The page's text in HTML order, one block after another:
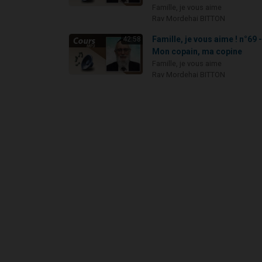
42:58
Famille, je vous aime ! n°69 -
Mon copain, ma copine